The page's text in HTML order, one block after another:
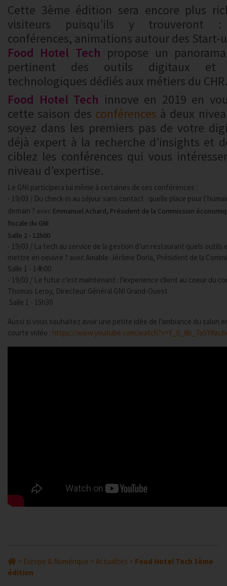
Cette 3ème édition sera encore plus
visiteurs puisqu’ils y trouveront :
conférences, animations autour des
Food Hotel Tech propose un
pertinent des outils digitaux et
technologiques dédiés aux métiers du CHR.
Food Hotel Tech innove en 2019 en
cette saison des conférences à deux
soyez dans les premiers pas de votre
déjà expert à la recherche d’insights et
ciblez les conférences qui vous
niveau d’expertise.
Le GNI participera lui même à certaines de ces conférences :
- 19/03 / Du check-in au séjour sans contact : quelle place pour
demain ? avec Emmanuel Achard, Président de la Commission
fiscale du GNI
Salle 2 - 12h00
- 19/03 / La tech au service de la gestion d’un restaurant quels outils
mettre en oeuvre ? avec Amable-Jérôme Doria, Président de la
Salle 1 - 14h00
- 19/03 / Le futur c’est maintenant : l’experience client au coeur du
Thomas Leroy, Directeur Général GNI Grand-Ouest
Salle 1 - 15h30
Aussi si vous souhaitez avoir une petite idée de l’ambiance du salon
courte vidéo : https://www.youtube.com/
> Europe & Numérique >Actualités > Food Hotel Tech 3ème
édition